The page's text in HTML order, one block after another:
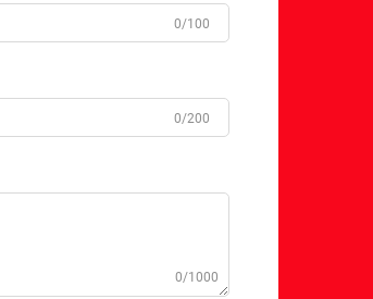
0/100
0/200
0/1000